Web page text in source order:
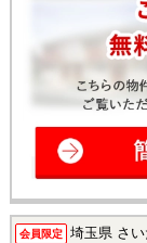
会員限定 埼玉県 さいた